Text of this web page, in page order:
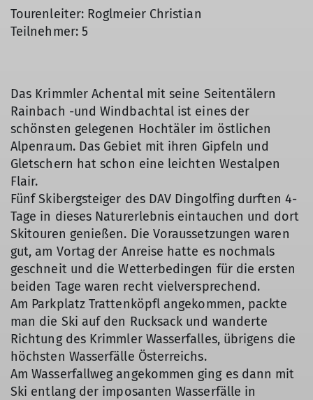
Tourenleiter: Roglmeier Christian
Teilnehmer: 5
Das Krimmler Achental mit seine Seitentälern
Rainbach -und Windbachtal ist eines der
schönsten gelegenen Hochtäler im östlichen
Alpenraum. Das Gebiet mit ihren Gipfeln und
Gletschern hat schon eine leichten Westalpen
Flair.
Fünf Skibergsteiger des DAV Dingolfing durften 4-
Tage in dieses Naturerlebnis eintauchen und dort
Skitouren genießen. Die Voraussetzungen waren
gut, am Vortag der Anreise hatte es nochmals
geschneit und die Wetterbedingen für die ersten
beiden Tage waren recht vielversprechend.
Am Parkplatz Trattenköpfl angekommen, packte
man die Ski auf den Rucksack und wanderte
Richtung des Krimmler Wasserfalles, übrigens die
höchsten Wasserfälle Österreichs.
Am Wasserfallweg angekommen ging es dann mit
Ski entlang der imposanten Wasserfälle in